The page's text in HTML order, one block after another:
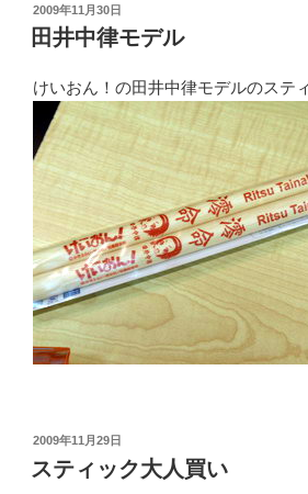
投
稿
日:
2009年11月30日
田井中律モデル
けいおん！の田井中律モデルのステ
投
稿
日:
2009年11月29日
スティック大人買い